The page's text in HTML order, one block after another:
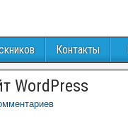
Контакты
WordPress